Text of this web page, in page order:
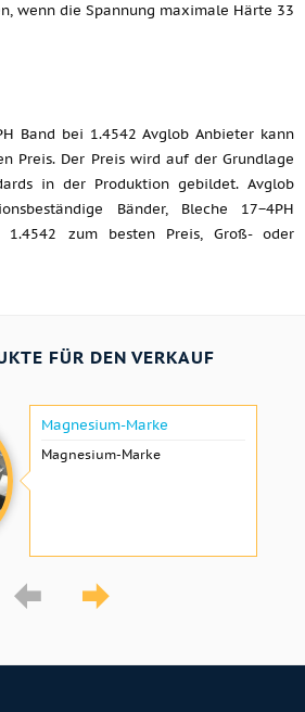
wenn die Spannung maximale Härte 33
Band bei 1.4542 Avglob Anbieter kann
Preis. Der Preis wird auf der Grundlage
in der Produktion gebildet. Avglob
Bänder, Bleche 17−4PH
zum besten Preis, Groß- oder
FÜR DEN VERKAUF
Magnesium-Marke
Magnesium-Marke